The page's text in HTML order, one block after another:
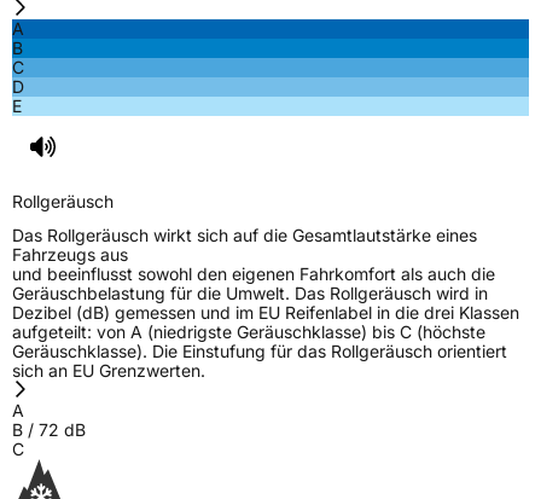
Effizienz
Fahrzeugklasse
C2
3PMSF / Schneeflockensymbol / Alpine-SymbolJa
EPREL ID 518262
Allgemeine Produktsicherheit (GPSR)
Herstellerkontakt
A
B
C
D
E
Rollgeräusch
Das Rollgeräusch wirkt sich auf die Gesamtlautstärke eines
Fahrzeugs aus
und beeinflusst sowohl den eigenen Fahrkomfort als auch die
Geräuschbelastung für die Umwelt. Das Rollgeräusch wird in
Dezibel (dB) gemessen und im EU Reifenlabel in die drei Klassen
aufgeteilt: von A (niedrigste Geräuschklasse) bis C (höchste
Geräuschklasse). Die Einstufung für das Rollgeräusch orientiert
sich an EU Grenzwerten.
A
B / 72 dB
C